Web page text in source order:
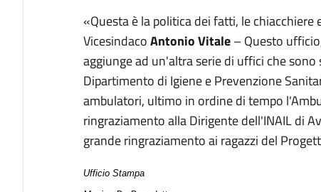
«Questa è la politica dei fatti, le
VicesindacoAntonio Vitale– Questo
aggiunge ad un'altra serie di uffici che
Dipartimento di Igiene e Prevenzione
ambulatori, ultimo in ordine di tempo
ringraziamento alla Dirigente dell'INAIL di
grande ringraziamento ai ragazzi del
Ufficio Stampa